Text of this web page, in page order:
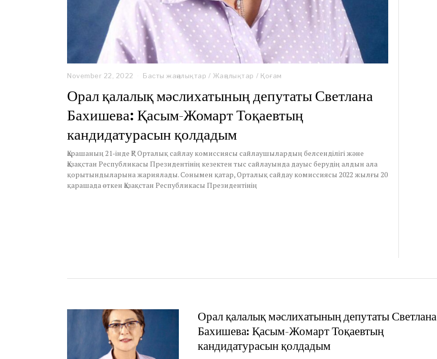
November 22, 2022 Басты жаңалықтар / Жаңалықтар / Қоғам
Орал қалалық мәслихатының депутаты Светлана
Бахишева: Қасым-Жомарт Тоқаевтың
кандидатурасын қолдадым
Қарашаның 21-інде ҚР Орталық сайлау комиссиясы сайлаушылардың белсенділігі және
Қазақстан Республикасы Президентінің кезектен тыс сайлауында дауыс берудің алдын ала
қорытындыларына жариялады. Сонымен қатар, Орталық сайдау комиссиясы 2022 жылғы 20
қарашада өткен Қазақстан Республикасы Президентінің
Орал қалалық мәслихатының депутаты Светлана
Бахишева: Қасым-Жомарт Тоқаевтың
кандидатурасын қолдадым